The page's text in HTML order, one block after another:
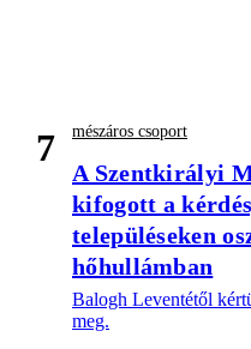
7 mészáros csoport
A Szentkirályi
kifogott a
településeken
hőhullámban
Balogh Leventétől
meg.